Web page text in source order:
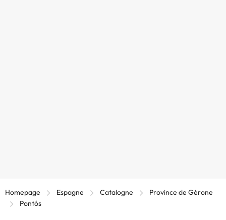
Homepage Espagne Catalogne
Province de Gérone
Pontós